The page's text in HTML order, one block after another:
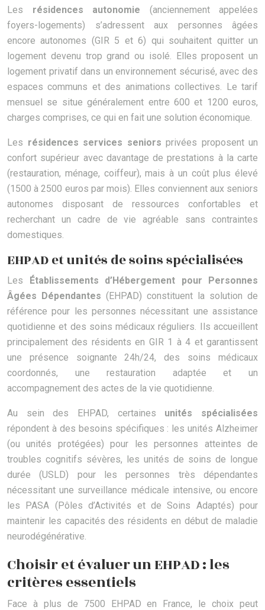
Les résidences autonomie (anciennement appelées
foyers-logements) s’adressent aux personnes âgées
encore autonomes (GIR 5 et 6) qui souhaitent quitter un
logement devenu trop grand ou isolé. Elles proposent un
logement privatif dans un environnement sécurisé, avec des
espaces communs et des animations collectives. Le tarif
mensuel se situe généralement entre 600 et 1200 euros,
charges comprises, ce qui en fait une solution économique.
Les résidences services seniors privées proposent un
confort supérieur avec davantage de prestations à la carte
(restauration, ménage, coiffeur), mais à un coût plus élevé
(1500 à 2500 euros par mois). Elles conviennent aux seniors
autonomes disposant de ressources confortables et
recherchant un cadre de vie agréable sans contraintes
domestiques.
EHPAD et unités de soins spécialisées
Les Établissements d’Hébergement pour Personnes
Âgées Dépendantes (EHPAD) constituent la solution de
référence pour les personnes nécessitant une assistance
quotidienne et des soins médicaux réguliers. Ils accueillent
principalement des résidents en GIR 1 à 4 et garantissent
une présence soignante 24h/24, des soins médicaux
coordonnés, une restauration adaptée et un
accompagnement des actes de la vie quotidienne.
Au sein des EHPAD, certaines unités spécialisées
répondent à des besoins spécifiques : les unités Alzheimer
(ou unités protégées) pour les personnes atteintes de
troubles cognitifs sévères, les unités de soins de longue
durée (USLD) pour les personnes très dépendantes
nécessitant une surveillance médicale intensive, ou encore
les PASA (Pôles d’Activités et de Soins Adaptés) pour
maintenir les capacités des résidents en début de maladie
neurodégénérative.
Choisir et évaluer un EHPAD : les
critères essentiels
Face à plus de 7500 EHPAD en France, le choix peut